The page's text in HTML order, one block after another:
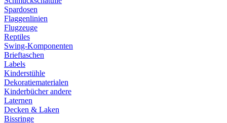
Spardosen
Flaggenlinien
Flugzeuge
Reptiles
Swing-Komponenten
Brieftaschen
Labels
Kinderstühle
Dekoratiematerialen
Kinderbücher andere
Laternen
Decken & Laken
Bissringe